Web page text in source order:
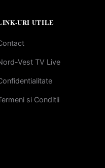
URI UTILE
Vest TV Live
si Conditii